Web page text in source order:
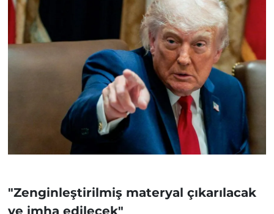
"Zenginleştirilmiş materyal çıkarılacak
ve imha edilecek"